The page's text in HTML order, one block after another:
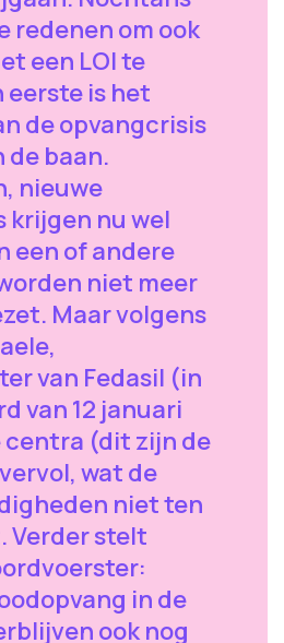
redenen om ook
een LOI te
is het
de opvangcrisis
de baan.
nieuwe
krijgen nu wel
een of andere
niet meer
Maar volgens
van Fedasil (in
van 12 januari
(dit zijn de
wat de
niet ten
Verder stelt
in de
ook nog